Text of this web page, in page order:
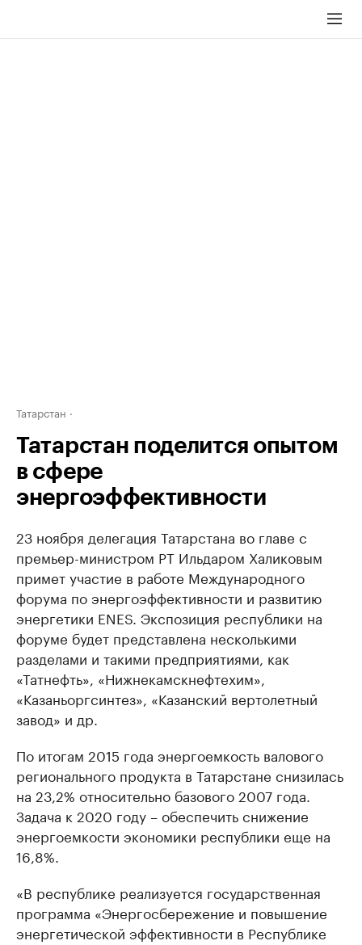
Татарстан
Татарстан поделится опытом
в сфере
энергоэффективности
23 ноября делегация Татарстана во главе с
премьер-министром РТ Ильдаром Халиковым
примет участие в работе Международного
форума по энергоэффективности и развитию
энергетики ENES. Экспозиция республики на
форуме будет представлена несколькими
разделами и такими предприятиями, как
«Татнефть», «Нижнекамскнефтехим»,
«Казаньоргсинтез», «Казанский вертолетный
завод» и др.
По итогам 2015 года энергоемкость валового
регионального продукта в Татарстане снизилась
на 23,2% относительно базового 2007 года.
Задача к 2020 году – обеспечить снижение
энергоемкости экономики республики еще на
16,8%.
«В республике реализуется государственная
программа «Энергосбережение и повышение
энергетической эффективности в Республике